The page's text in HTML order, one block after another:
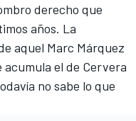
derecho que
años. La
aquel Marc Márquez
el de Cervera
no sabe lo que